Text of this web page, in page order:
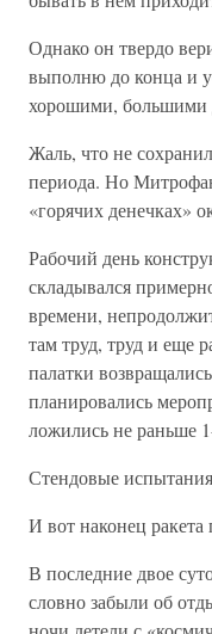
Однако он твердо
выполню до конца и
хорошими, большими
Жаль, что не
периода. Но
«горячих денечках»
Рабочий день
складывался
времени,
там труд, труд и еще
палатки
планировались
ложились не раньше
Стендовые
И вот наконец ракета
В последние двое
словно забыли об